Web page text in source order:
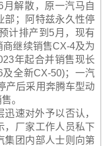
解散，原一汽马自
部；阿特兹永久性停
计排产到5月，现有
继续销售CX-4及为
年起合并销售现长
全新CX-50)；一汽
产后采用奔腾车型动
。
速对外予以否认，
，厂家工作人员私下
集团内部人士则向第